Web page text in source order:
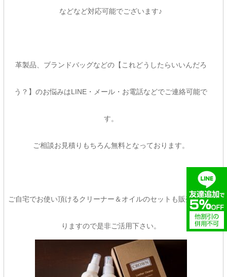
などなど対応可能でございます♪
革製品、ブランドバッグなどの【これどうしたらいいんだろ
う？】のお悩みはLINE・メール・お電話などでご連絡可能で
す。
ご相談お見積りもちろん無料となっております。
ご自宅でお使い頂けるクリーナー＆オイルのセットも販売してお
りますので是非ご活用下さい。